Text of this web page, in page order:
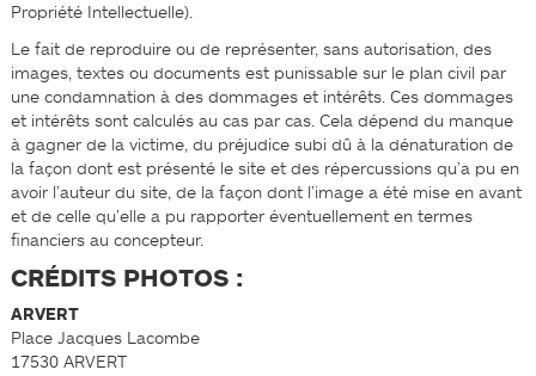
Propriété Intellectuelle).
Le fait de reproduire ou de représenter, sans autorisation, des
images, textes ou documents est punissable sur le plan civil par
une condamnation à des dommages et intérêts. Ces dommages
et intérêts sont calculés au cas par cas. Cela dépend du manque
à gagner de la victime, du préjudice subi dû à la dénaturation de
la façon dont est présenté le site et des répercussions qu’a pu en
avoir l’auteur du site, de la façon dont l’image a été mise en avant
et de celle qu’elle a pu rapporter éventuellement en termes
financiers au concepteur.
CRÉDITS PHOTOS :
ARVERT
Place Jacques Lacombe
17530 ARVERT